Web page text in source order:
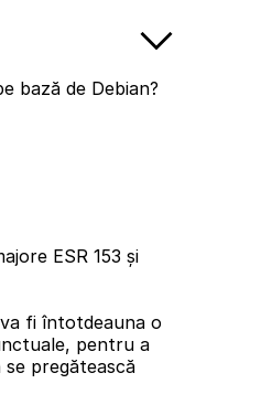
bază de Debian?
ESR 153 și
fi întotdeauna o
pentru a
pregătească